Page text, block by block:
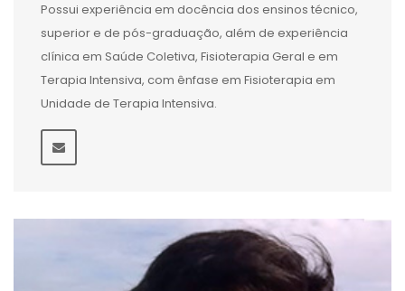
Possui experiência em docência dos ensinos técnico,
superior e de pós-graduação, além de experiência
clínica em Saúde Coletiva, Fisioterapia Geral e em
Terapia Intensiva, com ênfase em Fisioterapia em
Unidade de Terapia Intensiva.